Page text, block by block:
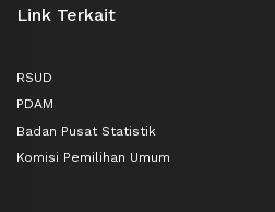
Link Terkait
RSUD
PDAM
Badan Pusat Statistik
Komisi Pemilihan Umum